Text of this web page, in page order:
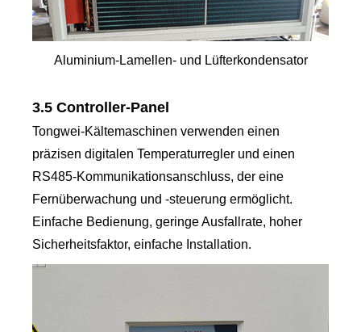
Aluminium-Lamellen- und Lüfterkondensator
3.5 Controller-Panel
Tongwei-Kältemaschinen verwenden einen
präzisen digitalen Temperaturregler und einen
RS485-Kommunikationsanschluss, der eine
Fernüberwachung und -steuerung ermöglicht.
Einfache Bedienung, geringe Ausfallrate, hoher
Sicherheitsfaktor, einfache Installation.